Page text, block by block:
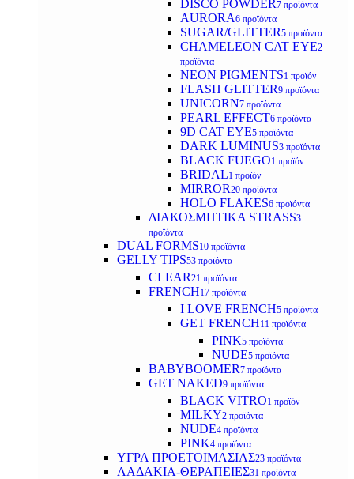
DISCO POWDER7 προϊόντα
AURORA6 προϊόντα
SUGAR/GLITTER5 προϊόντα
CHAMELEON CAT EYE2
προϊόντα
NEON PIGMENTS1 προϊόν
FLASH GLITTER9 προϊόντα
UNICORN7 προϊόντα
PEARL EFFECT6 προϊόντα
9D CAT EYE5 προϊόντα
DARK LUMINUS3 προϊόντα
BLACK FUEGO1 προϊόν
BRIDAL1 προϊόν
MIRROR20 προϊόντα
HOLO FLAKES6 προϊόντα
ΔΙΑΚΟΣΜΗΤΙΚΑ STRASS3
προϊόντα
DUAL FORMS10 προϊόντα
GELLY TIPS53 προϊόντα
CLEAR21 προϊόντα
FRENCH17 προϊόντα
I LOVE FRENCH5 προϊόντα
GET FRENCH11 προϊόντα
PINK5 προϊόντα
NUDE5 προϊόντα
BABYBOOMER7 προϊόντα
GET NAKED9 προϊόντα
BLACK VITRO1 προϊόν
MILKY2 προϊόντα
NUDE4 προϊόντα
PINK4 προϊόντα
ΥΓΡΑ ΠΡΟΕΤΟΙΜΑΣΙΑΣ23 προϊόντα
ΛΑΔΑΚΙΑ-ΘΕΡΑΠΕΙΕΣ31 προϊόντα